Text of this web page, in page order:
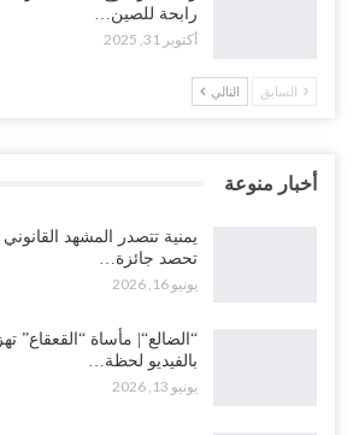
رابحة للصين…
أكتوبر 31, 2025
السابق التالي
أخبار منوعة
يمنية تتصدر المشهد
تحصد جائزة…
يونيو 16, 2026
“الضالع“| مأساة “القعقاع”
بالفيديو لحظة…
يونيو 13, 2026